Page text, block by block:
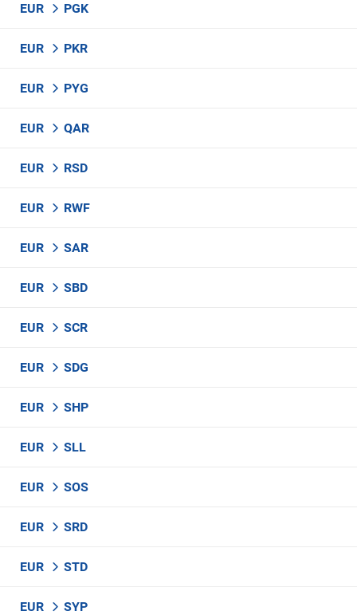
EUR PGK
EUR PKR
EUR PYG
EUR QAR
EUR RSD
EUR RWF
EUR SAR
EUR SBD
EUR SCR
EUR SDG
EUR SHP
EUR SLL
EUR SOS
EUR SRD
EUR STD
EUR SYP